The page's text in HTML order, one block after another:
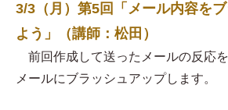
3/3（月）第5回「メール内容を
よう」（講師：松田）
前回作成して送ったメールの反応
メールにブラッシュアップします。